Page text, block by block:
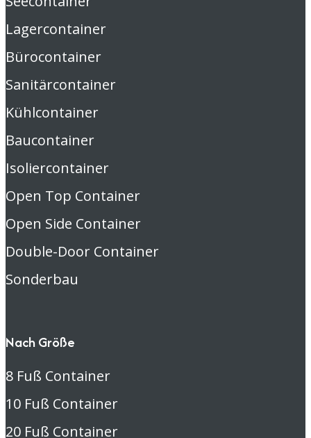
Lagercontainer
Bürocontainer
Sanitärcontainer
Kühlcontainer
Baucontainer
Isoliercontainer
Open Top Container
Open Side Container
Double-Door Container
Sonderbau
Nach Größe
8 Fuß Container
10 Fuß Container
20 Fuß Container